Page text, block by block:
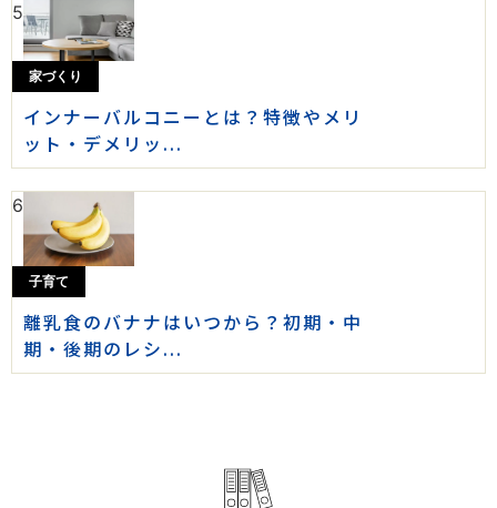
5
家づくり
インナーバルコニーとは？特徴やメリ
ット・デメリッ...
6
子育て
離乳食のバナナはいつから？初期・中
期・後期のレシ...